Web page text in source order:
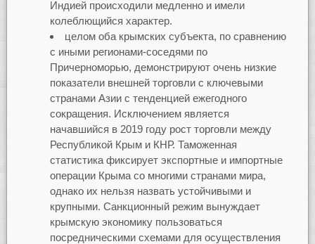
Индией происходили медленно и имели
колеблющийся характер.
целом оба крымских субъекта, по сравнению
с иными регионами-соседями по
Причерноморью, демонстрируют очень низкие
показатели внешней торговли с ключевыми
странами Азии с тенденцией ежегодного
сокращения. Исключением является
начавшийся в 2019 году рост торговли между
Республикой Крым и КНР. Таможенная
статистика фиксирует экспортные и импортные
операции Крыма со многими странами мира,
однако их нельзя назвать устойчивыми и
крупными. Санкционный режим вынуждает
крымскую экономику пользоваться
посредническими схемами для осуществления